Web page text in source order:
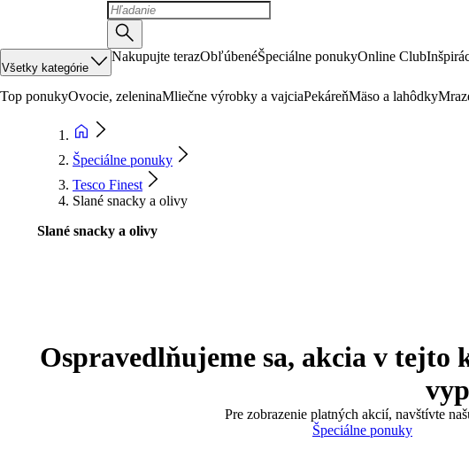
Všetky kategórie
Nakupujte terazObľúbenéŠpeciálne ponukyOnline Club
Top ponukyOvocie, zeleninaMliečne výrobky a vajciaPekáreňMäso a lahôdky
Špeciálne ponuky
Tesco Finest
Slané snacky a olivy
Slané snacky a olivy
Ospravedlňujeme sa, akcia v
Pre zobrazenie platných akcií, navštívte
Špeciálne ponuky